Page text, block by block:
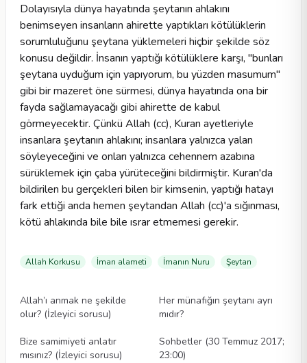
Dolayısıyla dünya hayatında şeytanın ahlakını
benimseyen insanların ahirette yaptıkları kötülüklerin
sorumluluğunu şeytana yüklemeleri hiçbir şekilde söz
konusu değildir. İnsanın yaptığı kötülüklere karşı, "bunları
şeytana uyduğum için yapıyorum, bu yüzden masumum"
gibi bir mazeret öne sürmesi, dünya hayatında ona bir
fayda sağlamayacağı gibi ahirette de kabul
görmeyecektir. Çünkü Allah (cc), Kuran ayetleriyle
insanlara şeytanın ahlakını; insanlara yalnızca yalan
söyleyeceğini ve onları yalnızca cehennem azabına
sürüklemek için çaba yürüteceğini bildirmiştir. Kuran'da
bildirilen bu gerçekleri bilen bir kimsenin, yaptığı hatayı
fark ettiği anda hemen şeytandan Allah (cc)'a sığınması,
kötü ahlakında bile bile ısrar etmemesi gerekir.
Allah Korkusu İman alameti İmanın Nuru Şeytan
Allah’ı anmak ne şekilde
olur? (İzleyici sorusu)
Her münafığın şeytanı ayrı
mıdır?
Bize samimiyeti anlatır
mısınız? (İzleyici sorusu)
Sohbetler (30 Temmuz 2017;
23:00)